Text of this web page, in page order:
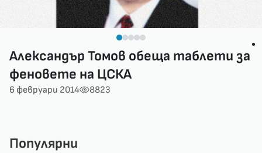
Александър Томов обеща таблети за
феновете на ЦСКА
6 февруари 2014 8823
Популярни